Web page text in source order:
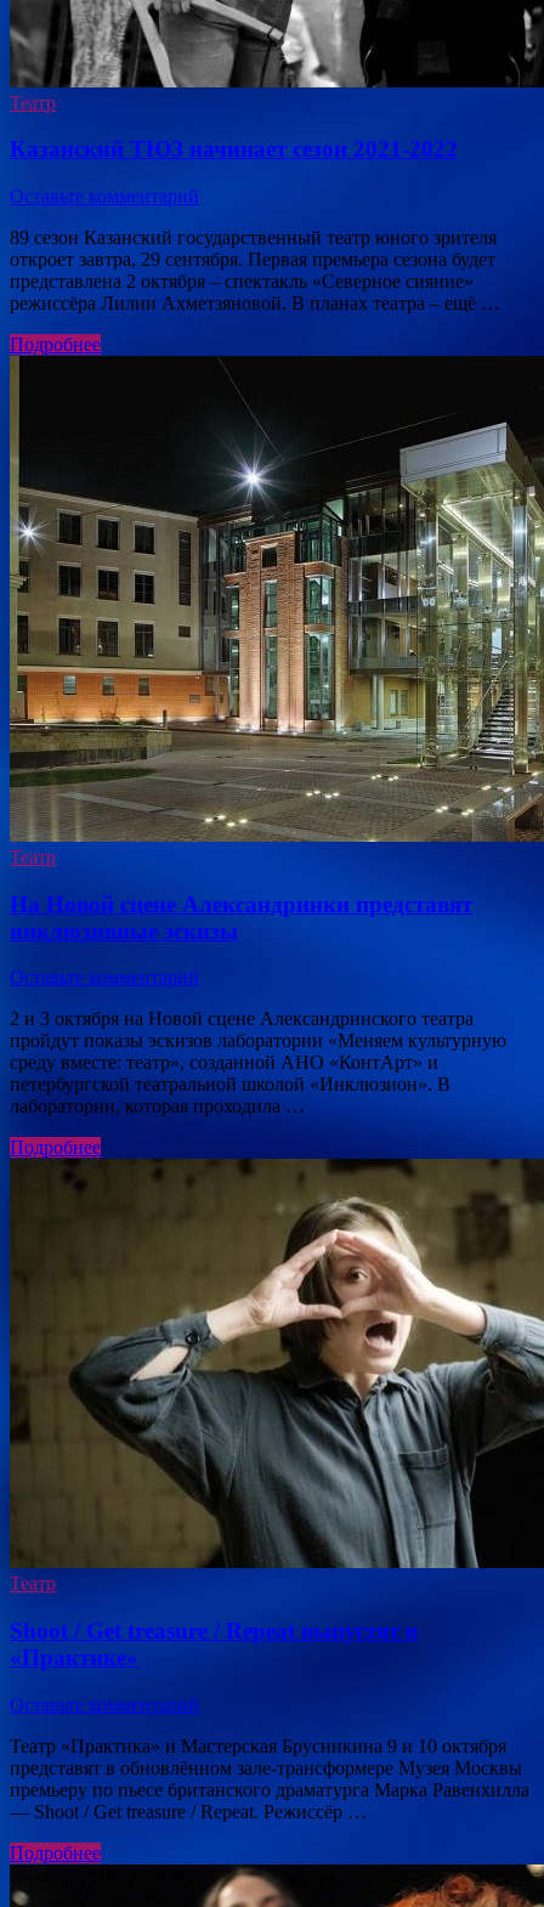
Театр
Казанский ТЮЗ начинает сезон 2021-2022
Оставьте комментарий
89 сезон Казанский государственный театр юного зрителя
откроет завтра, 29 сентября. Первая премьера сезона будет
представлена 2 октября – спектакль «Северное сияние»
режиссёра Лилии Ахметзяновой. В планах театра – ещё …
Подробнее
Театр
На Новой сцене Александринки представят
инклюзивные эскизы
Оставьте комментарий
2 и 3 октября на Новой сцене Александринского театра
пройдут показы эскизов лаборатории «Меняем культурную
среду вместе: театр», созданной АНО «КонтАрт» и
петербургской театральной школой «Инклюзион». В
лаборатории, которая проходила …
Подробнее
Театр
Shoot / Get treasure / Repeat выпустят в
«Практике»
Оставьте комментарий
Театр «Практика» и Мастерская Брусникина 9 и 10 октября
представят в обновлённом зале-трансформере Музея Москвы
премьеру по пьесе британского драматурга Марка Равенхилла
— Shoot / Get treasure / Repeat. Режиссёр …
Подробнее